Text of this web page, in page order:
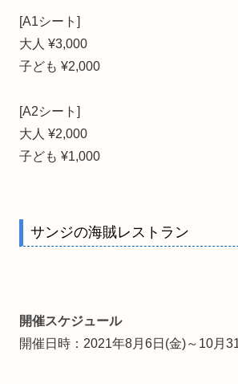
[A1シート]
大人 ¥3,000
子ども ¥2,000
[A2シート]
大人 ¥2,000
子ども ¥1,000
サンジの海賊レストラン
開催スケジュール
開催日時：2021年8月6日(金)～10月